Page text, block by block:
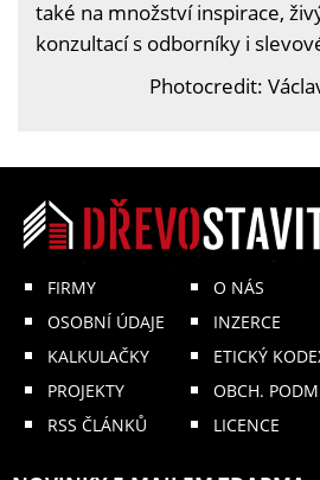
také na množství inspirace,
konzultací s odborníky i
Photocredit:
FIRMY
OSOBNÍ ÚDAJE
KALKULAČKY
PROJEKTY
RSS ČLÁNKŮ
O NÁS
INZERCE
ETICKÝ
OBCH.
LICENCE